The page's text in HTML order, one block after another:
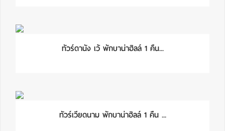
ทัวร์ดานัง เว้ พักบาน่าฮิลล์ 1 คืน...
ทัวร์เวียดนาม พักบาน่าฮิลล์ 1 คืน ...